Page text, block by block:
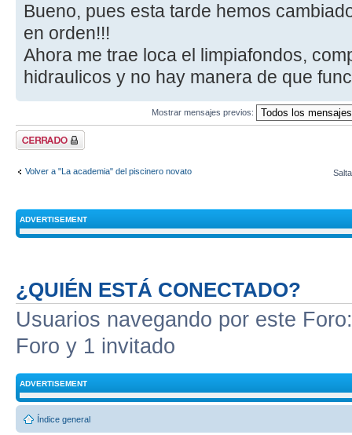
Bueno, pues esta tarde hemos
en orden!!!
Ahora me trae loca el limpiafondos,
hidraulicos y no hay manera de que
Mostrar mensajes previos:
Tema cerrado
Volver a "La academia" del piscinero novato
ADVERTISEMENT
¿QUIÉN ESTÁ CONECTADO?
Usuarios navegando por este
Foro y 1 invitado
ADVERTISEMENT
Índice general